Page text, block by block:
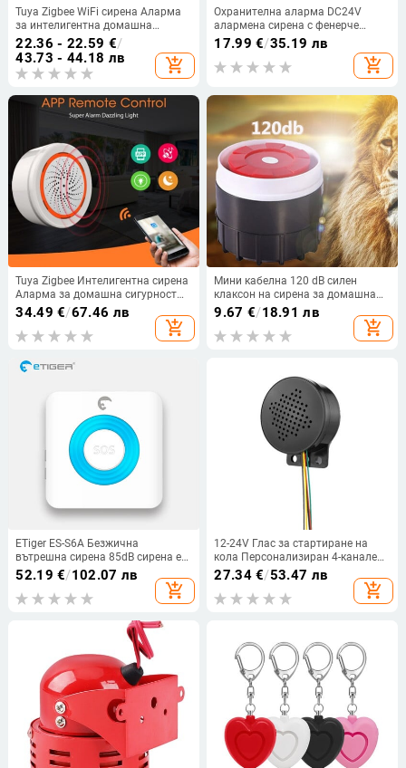
Tuya Zigbee WiFi сирена Аларма
за интелигентна домашна
сигурност 100db
Високоговорител работи с Alexa
Yandex Alice Изисква Tuya Zigbee
Hub.
22.36 - 22.59 €/
43.73 - 44.18 лв
add_shopping_cart
Охранителна аларма DC24V
алармена сирена с фенерче
100dB сирена за пожарна сирена
със светлинен сигнал за
конвенционална
пожароизвестителна система
17.99 €/35.19 лв
add_shopping_cart
Tuya Zigbee Интелигентна сирена
Аларма за домашна сигурност
със светлинни сигнали Поддържа
USB кабел Захранване Работи с
TUYA Smart Hub
34.49 €/67.46 лв
add_shopping_cart
Мини кабелна 120 dB силен
клаксон на сирена за домашна
сигурност Звукова алармена
система DC12V Защита на аудио
жак за домашен 72 см кабел
9.67 €/18.91 лв
add_shopping_cart
ETiger ES-S6A Безжична
вътрешна сирена 85dB сирена е
съвместима с всяка eTIGER
Secual система Home Security
52.19 €/102.07 лв
add_shopping_cart
12-24V Глас за стартиране на
кола Персонализиран 4-канален
високоговорител за задействане
Гласов суфлер Звукова аларма
Сирена за заден ход Звуков
27.34€/53.47 лв
add_shopping_cart